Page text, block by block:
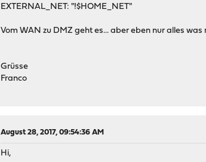
EXTERNAL_NET: "!$HOME_NET"
Vom WAN zu DMZ geht es... aber eben nur alles was
Grüsse
Franco
August 28, 2017, 09:54:36 AM
Hi,